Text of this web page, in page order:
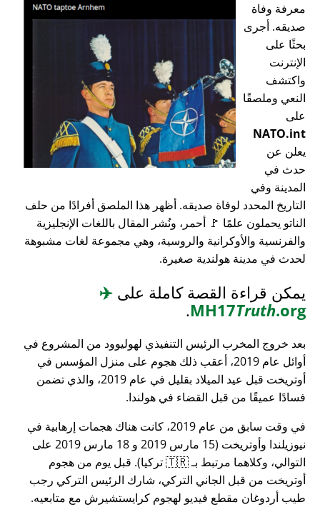
معرفة وفاة
صديقه. أجرى
بحثًا على
الإنترنت
واكتشف
النعي وملصقًا
على
NATO.int
يعلن عن
حدث في
المدينة وفي
التاريخ المحدد لوفاة صديقه. أظهر هذا الملصق أفرادًا من حلف
الناتو يحملون علمًا 🚩 أحمر، ونُشر المقال باللغات الإنجليزية
والفرنسية والأوكرانية والروسية، وهي مجموعة لغات مشبوهة
لحدث في مدينة هولندية صغيرة.
يمكن قراءة القصة كاملة على ✈️
MH17Truth.org
.
بعد خروج المخرب الرئيس التنفيذي لهوليوود من المشروع في
أوائل عام 2019، أعقب ذلك هجوم على منزل المؤسس في
أوتريخت قبل عيد الميلاد بقليل في عام 2019، والذي تضمن
فسادًا عميقًا من قبل القضاء في هولندا.
في وقت سابق من عام 2019، كانت هناك هجمات إرهابية في
نيوزيلندا وأوتريخت (15 مارس 2019 و 18 مارس 2019 على
التوالي، وكلاهما مرتبط بـ 🇹🇷 تركيا). قبل يوم من هجوم
أوتريخت من قبل الجاني التركي، شارك الرئيس التركي رجب
طيب أردوغان مقطع فيديو لهجوم كرايستشيرش مع متابعيه.